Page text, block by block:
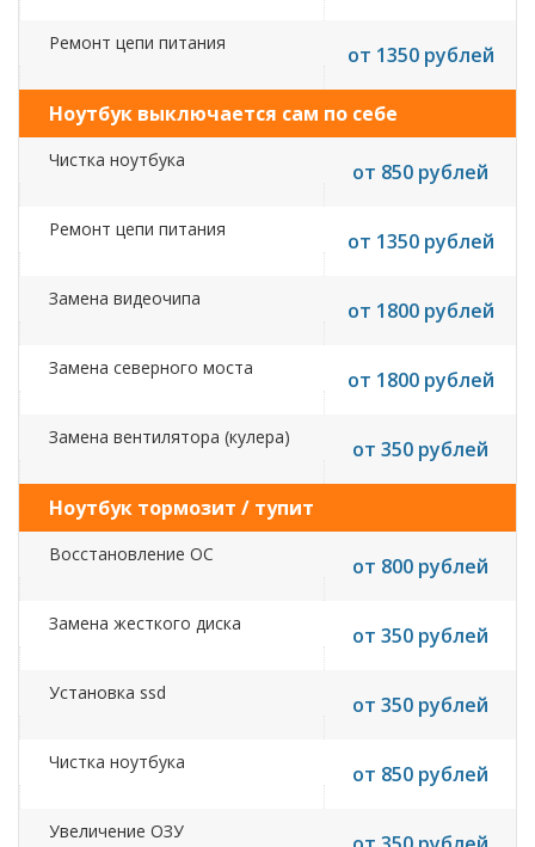
Ремонт цепи питания от 1350 рублей
Ноутбук выключается сам по себе
Чистка ноутбука от 850 рублей
Ремонт цепи питания от 1350 рублей
Замена видеочипа от 1800 рублей
Замена северного моста от 1800 рублей
Замена вентилятора (кулера) от 350 рублей
Ноутбук тормозит / тупит
Восстановление ОС от 800 рублей
Замена жесткого диска от 350 рублей
Установка ssd от 350 рублей
Чистка ноутбука от 850 рублей
Увеличение ОЗУ